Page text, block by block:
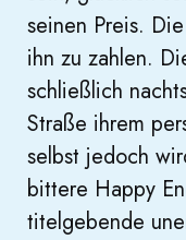
seinen Preis.
ihn zu zahlen.
schließlich
Straße ihrem
selbst jedoch
bittere Happy
titelgebende